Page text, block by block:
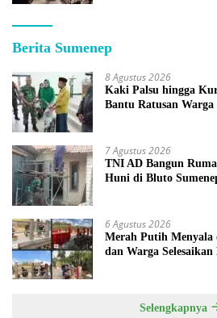
Berita Sumenep
8 Agustus 2026
Kaki Palsu hingga
Bantu Ratusan Warga
7 Agustus 2026
TNI AD Bangun
Huni di Bluto
6 Agustus 2026
Merah Putih
dan Warga
Selengkapnya